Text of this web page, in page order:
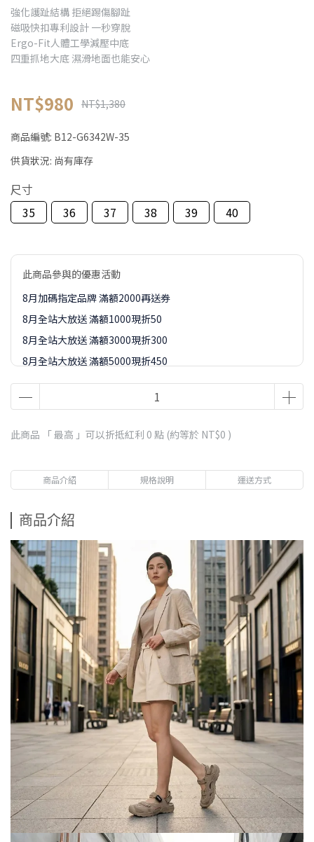
強化護趾結構 拒絕踢傷腳趾
磁吸快扣專利設計 一秒穿脫
Ergo-Fit人體工學減壓中底
四重抓地大底 濕滑地面也能安心
NT$980 NT$1,380
商品編號: B12-G6342W-35
供貨狀況: 尚有庫存
尺寸
35
36 37 38 39 40
此商品參與的優惠活動
8月加碼指定品牌 滿額2000再送券
8月全站大放送 滿額1000現折50
8月全站大放送 滿額3000現折300
8月全站大放送 滿額5000現折450
8月全站大放送 滿額8000現折888
此商品 「 最高 」可以折抵紅利 0 點 (約等於 NT$0 )
商品介紹 規格說明 運送方式
商品介紹